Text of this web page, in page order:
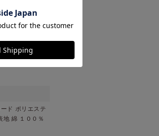
す。予めご了承く
ド ポリエステ
地 綿 １００％